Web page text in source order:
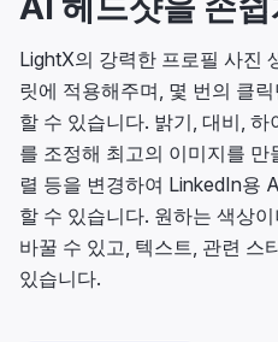
LightX의 강력한 프로필 사진
릿에 적용해주며, 몇 번의 클
할 수 있습니다. 밝기, 대비,
를 조정해 최고의 이미지를 만
렬 등을 변경하여 LinkedIn용
할 수 있습니다. 원하는 색상
바꿀 수 있고, 텍스트, 관련 스
있습니다.